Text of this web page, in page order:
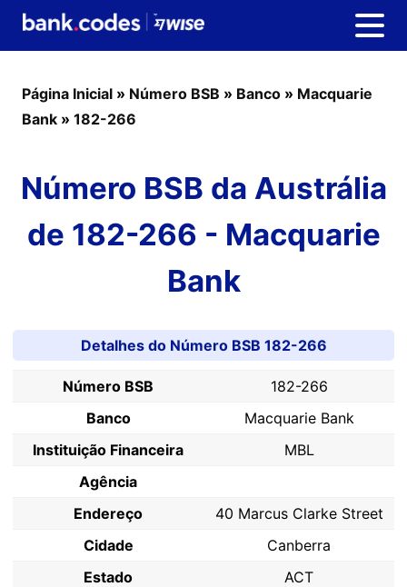
Página Inicial » Número BSB » Banco » Macquarie
Bank » 182-266
Número BSB da Austrália
de 182-266 - Macquarie
Bank
Detalhes do Número BSB 182-266
Número BSB
182-266
Banco
Macquarie Bank
Instituição Financeira
MBL
Agência
Endereço
40 Marcus Clarke Street
Cidade
Canberra
Estado
ACT